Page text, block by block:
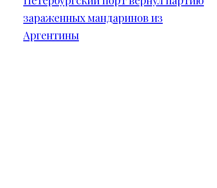
зараженных мандаринов из
Аргентины